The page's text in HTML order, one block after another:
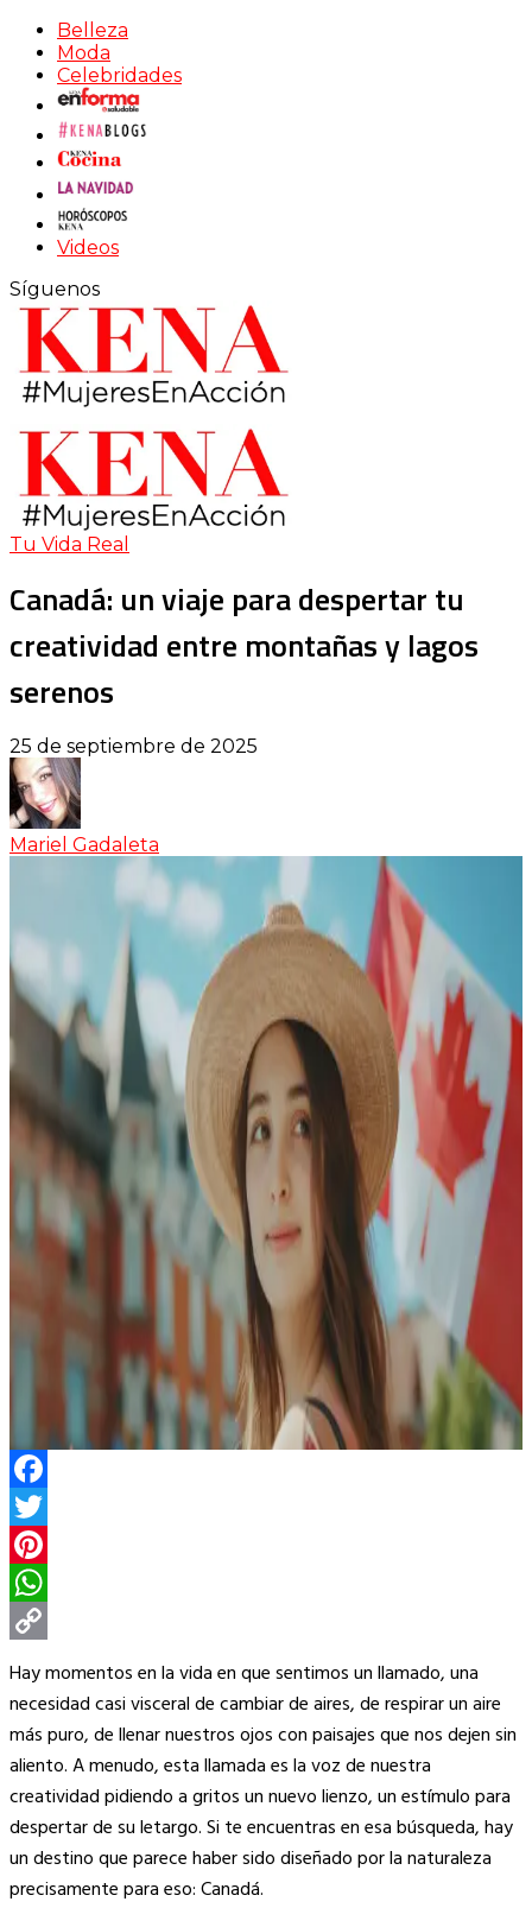
Belleza
Moda
Celebridades
Videos
Síguenos
Tu Vida Real
Canadá: un viaje para despertar tu
creatividad entre montañas y lagos
serenos
25 de septiembre de 2025
Mariel Gadaleta
Facebook
Twitter
Pinterest
WhatsApp
Copy
Link
Hay momentos en la vida en que sentimos un llamado, una
necesidad casi visceral de cambiar de aires, de respirar un aire
más puro, de llenar nuestros ojos con paisajes que nos dejen sin
aliento. A menudo, esta llamada es la voz de nuestra
creatividad pidiendo a gritos un nuevo lienzo, un estímulo para
despertar de su letargo. Si te encuentras en esa búsqueda, hay
un destino que parece haber sido diseñado por la naturaleza
precisamente para eso: Canadá.